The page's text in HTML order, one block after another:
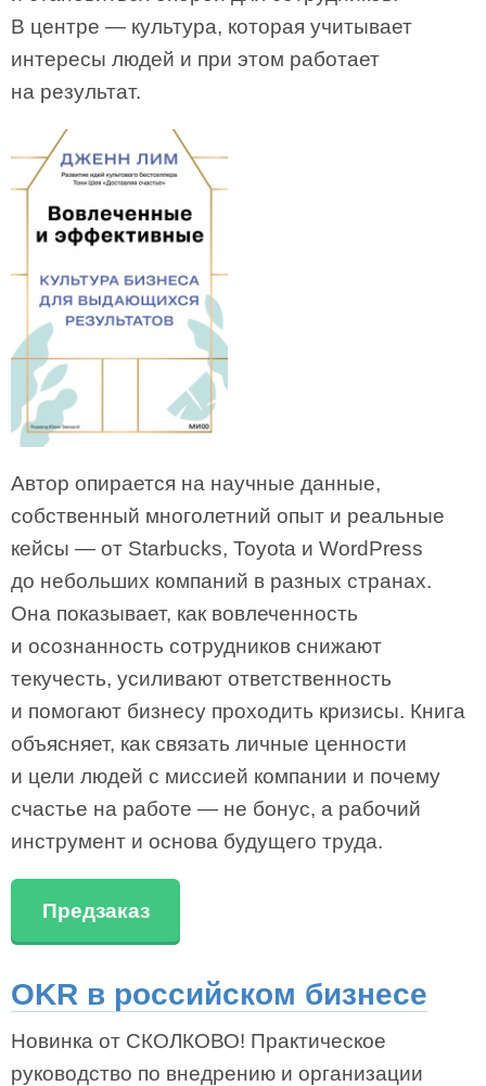
В центре — культура, которая учитывает
интересы людей и при этом работает
на результат.
Автор опирается на научные данные,
собственный многолетний опыт и реальные
кейсы — от Starbucks, Toyota и WordPress
до небольших компаний в разных странах.
Она показывает, как вовлеченность
и осознанность сотрудников снижают
текучесть, усиливают ответственность
и помогают бизнесу проходить кризисы. Книга
объясняет, как связать личные ценности
и цели людей с миссией компании и почему
счастье на работе — не бонус, а рабочий
инструмент и основа будущего труда.
Предзаказ
OKR в российском бизнесе
Новинка от СКОЛКОВО! Практическое
руководство по внедрению и организации